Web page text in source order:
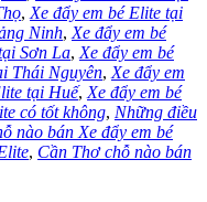
, Xe đẩy em bé Elite tại
Ninh, Xe đẩy em bé
Sơn La, Xe đẩy em bé
Thái Nguyên, Xe đẩy em
tại Huế, Xe đẩy em bé
có tốt không, Những điều
nào bán Xe đẩy em bé
, Cần Thơ chỗ nào bán